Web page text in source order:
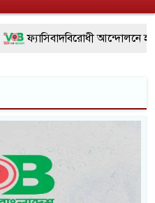
ফ্যাসিবাদবিরোধী আন্দোলনে
উদ্ধার
জনগণ পরিবর্তন চেয়েছে